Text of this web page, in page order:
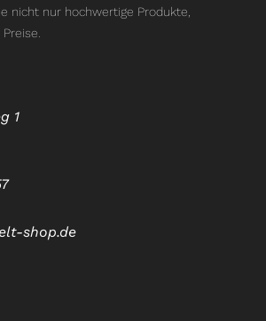
nicht nur hochwertige Produkte,
1
shop.de